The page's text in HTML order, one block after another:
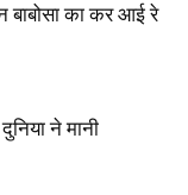
बाबोसा का कर आई रे
ने मानी